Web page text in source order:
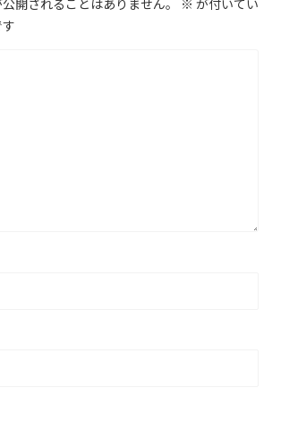
開されることはありません。 ※ が付いてい